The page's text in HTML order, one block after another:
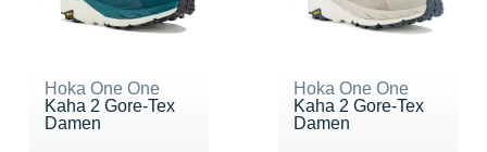
Hoka One One
Kaha 2 Gore-Tex
Damen
Hoka One One
Kaha 2 Gore-Tex
Damen